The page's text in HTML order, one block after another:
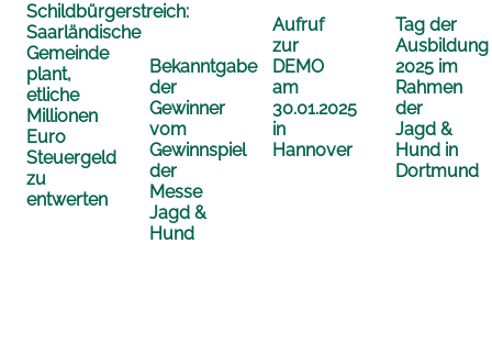
Schildbürgerstreich:
Saarländische
Gemeinde
plant,
etliche
Millionen
Euro
Steuergeld
zu
entwerten
Bekanntgabe
der
Gewinner
vom
Gewinnspiel
der
Messe
Jagd &
Hund
Aufruf
zur
DEMO
am
30.01.2025
in
Hannover
Tag der
Ausbildung
2025 im
Rahmen
der
Jagd &
Hund in
Dortmund